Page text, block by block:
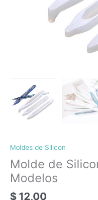
Moldes de Silicon
Molde de
Modelos
$ 12,00